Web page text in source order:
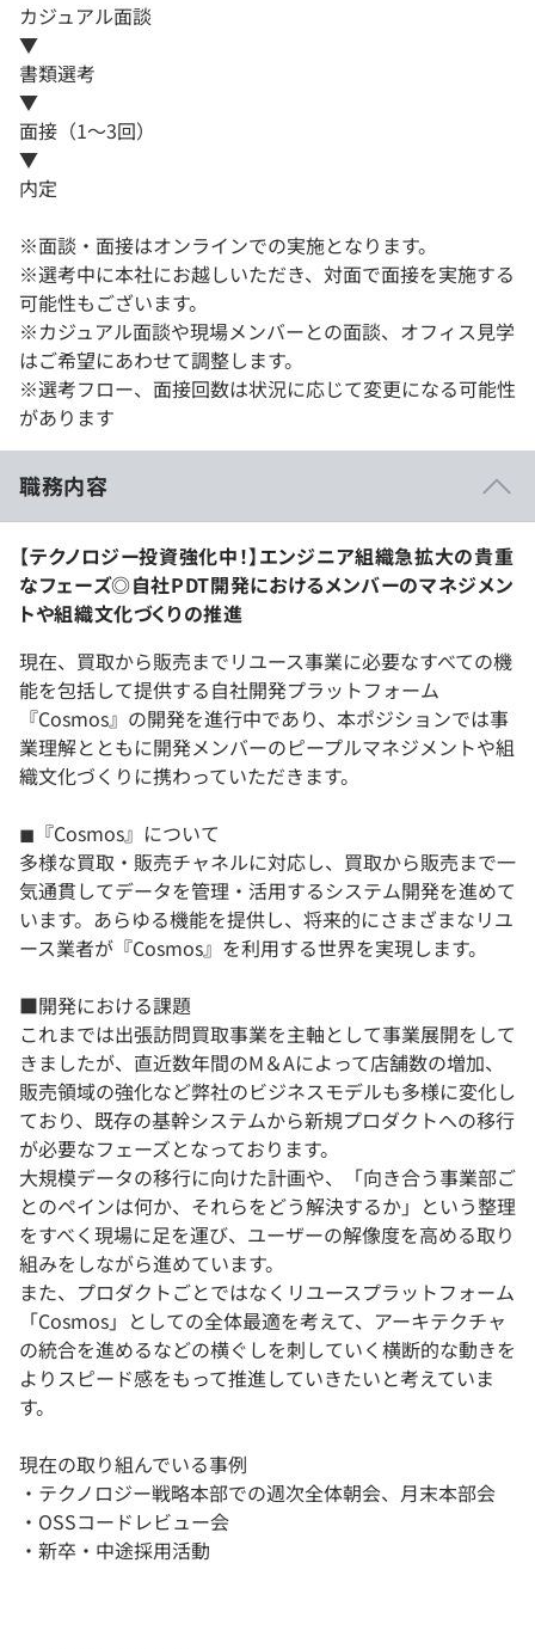
カジュアル面談
▼
書類選考
▼
面接（1～3回）
▼
内定
※面談・面接はオンラインでの実施となります。
※選考中に本社にお越しいただき、対面で面接を実施する
可能性もございます。
※カジュアル面談や現場メンバーとの面談、オフィス見学
はご希望にあわせて調整します。
※選考フロー、面接回数は状況に応じて変更になる可能性
があります
職務内容
【テクノロジー投資強化中！】エンジニア組織急拡大の貴重
なフェーズ◎自社PDT開発におけるメンバーのマネジメン
トや組織文化づくりの推進
現在、買取から販売までリユース事業に必要なすべての機
能を包括して提供する自社開発プラットフォーム
『Cosmos』の開発を進行中であり、本ポジションでは事
業理解とともに開発メンバーのピープルマネジメントや組
織文化づくりに携わっていただきます。
◼︎『Cosmos』について
多様な買取・販売チャネルに対応し、買取から販売まで一
気通貫してデータを管理・活用するシステム開発を進めて
います。あらゆる機能を提供し、将来的にさまざまなリユ
ース業者が『Cosmos』を利用する世界を実現します。
■開発における課題
これまでは出張訪問買取事業を主軸として事業展開をして
きましたが、直近数年間のM＆Aによって店舗数の増加、
販売領域の強化など弊社のビジネスモデルも多様に変化し
ており、既存の基幹システムから新規プロダクトへの移行
が必要なフェーズとなっております。
大規模データの移行に向けた計画や、「向き合う事業部ご
とのペインは何か、それらをどう解決するか」という整理
をすべく現場に足を運び、ユーザーの解像度を高める取り
組みをしながら進めています。
また、プロダクトごとではなくリユースプラットフォーム
「Cosmos」としての全体最適を考えて、アーキテクチャ
の統合を進めるなどの横ぐしを刺していく横断的な動きを
よりスピード感をもって推進していきたいと考えていま
す。
現在の取り組んでいる事例
・テクノロジー戦略本部での週次全体朝会、月末本部会
・OSSコードレビュー会
・新卒・中途採用活動